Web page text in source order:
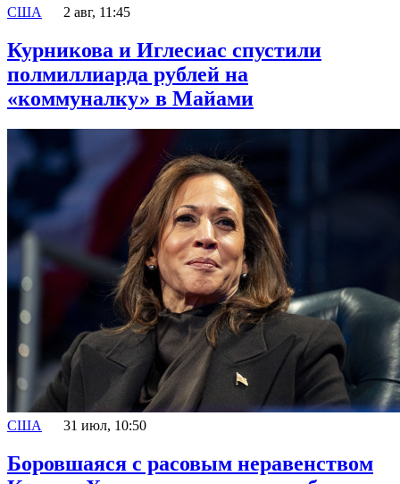
США 2 авг, 11:45
Курникова и Иглесиас спустили
полмиллиарда рублей на
«коммуналку» в Майами
США 31 июл, 10:50
Боровшаяся с расовым неравенством